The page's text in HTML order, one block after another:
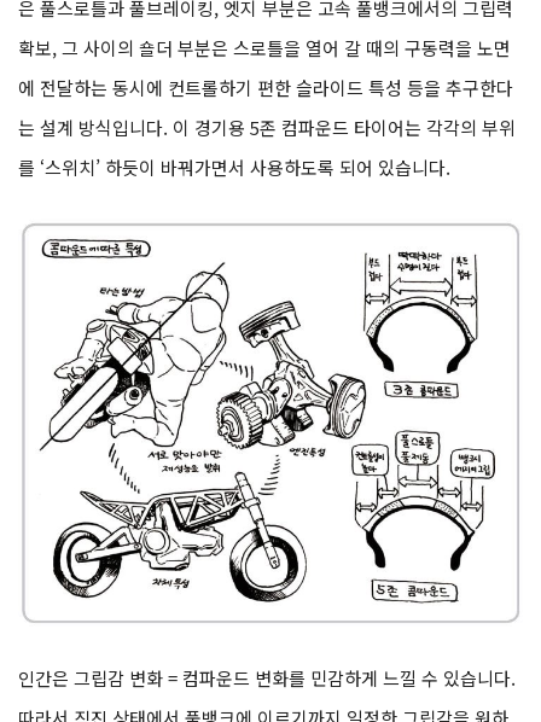
은 풀스로틀과 풀브레이킹, 엣지 부분은 고속 풀뱅크에서의 그립력
확보, 그 사이의 숄더 부분은 스로틀을 열어 갈 때의 구동력을 노면
에 전달하는 동시에 컨트롤하기 편한 슬라이드 특성 등을 추구한다
는 설계 방식입니다. 이 경기용 5존 컴파운드 타이어는 각각의 부위
를 ‘스위치’ 하듯이 바꿔가면서 사용하도록 되어 있습니다.
인간은 그립감 변화 = 컴파운드 변화를 민감하게 느낄 수 있습니다.